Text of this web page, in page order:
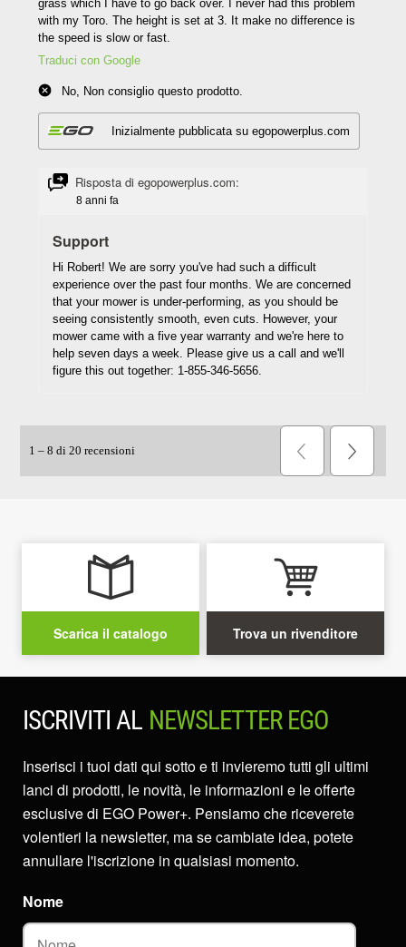
Scarica il catalogo Trova un rivenditore
ISCRIVITI AL NEWSLETTER EGO
Inserisci i tuoi dati qui sotto e ti invieremo tutti gli ultimi
lanci di prodotti, le novità, le informazioni e le offerte
esclusive di EGO Power+. Pensiamo che riceverete
volentieri la newsletter, ma se cambiate idea, potete
annullare l'iscrizione in qualsiasi momento.
Nome